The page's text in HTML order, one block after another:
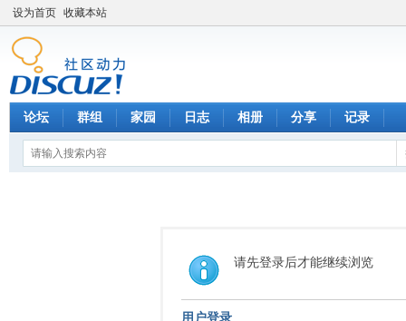
设为首页 收藏本站
论坛 群组 家园 日志 相册 分享 记录
请先登录后才能继续浏览
用户登录